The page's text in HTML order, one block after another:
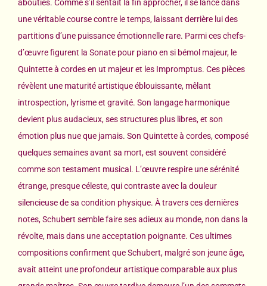
abouties. Comme s’il sentait la fin approcher, il se lance dans
une véritable course contre le temps, laissant derrière lui des
partitions d’une puissance émotionnelle rare. Parmi ces chefs-
d’œuvre figurent la Sonate pour piano en si bémol majeur, le
Quintette à cordes en ut majeur et les Impromptus. Ces pièces
révèlent une maturité artistique éblouissante, mêlant
introspection, lyrisme et gravité. Son langage harmonique
devient plus audacieux, ses structures plus libres, et son
émotion plus nue que jamais. Son Quintette à cordes, composé
quelques semaines avant sa mort, est souvent considéré
comme son testament musical. L’œuvre respire une sérénité
étrange, presque céleste, qui contraste avec la douleur
silencieuse de sa condition physique. À travers ces dernières
notes, Schubert semble faire ses adieux au monde, non dans la
révolte, mais dans une acceptation poignante. Ces ultimes
compositions confirment que Schubert, malgré son jeune âge,
avait atteint une profondeur artistique comparable aux plus